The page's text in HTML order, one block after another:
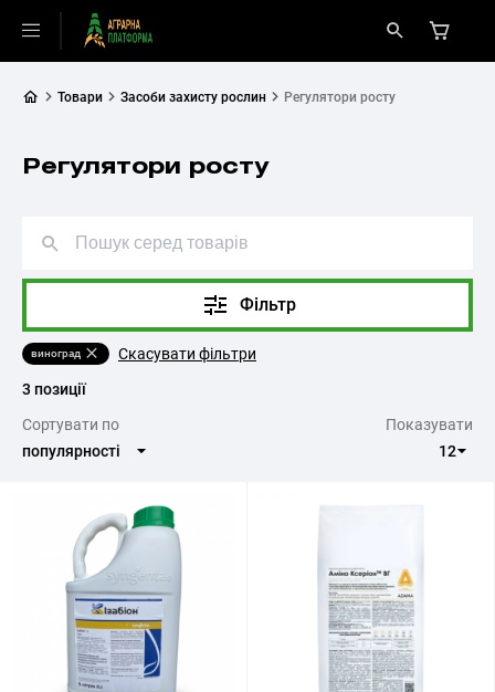
Товари Засоби захисту рослин Регулятори росту
Регулятори росту
виноград Скасувати фільтри
Фільтр
3 позиції
Cортувати по
Показувати